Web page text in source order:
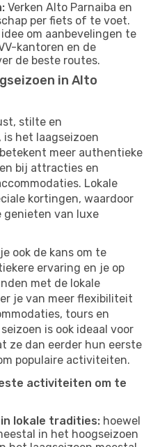
Verken Alto Parnaiba en
per fiets of te voet.
om aanbevelingen te
kantoren en de
de beste routes.
in Alto
stilte en
het laagseizoen
meer authentieke
bij attracties en
Lokale
kortingen, waardoor
genieten van luxe
ook de kans om te
ervaring en je op
met de lokale
je van meer flexibiliteit
tours en
is ook ideaal voor
ze dan eerder hun eerste
populaire activiteiten.
activiteiten om te
lokale tradities: hoewel
in het hoogseizoen